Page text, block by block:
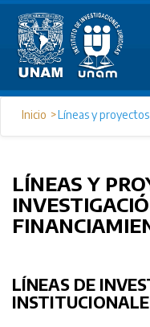
Inicio Líneas y
LÍNEAS Y
LÍNEAS DE